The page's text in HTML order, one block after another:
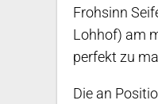
Frohsinn
Lohhof) am
perfekt zu
Die an